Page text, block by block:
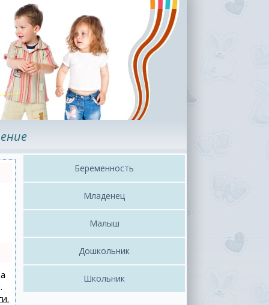
Беременность
Младенец
Малыш
Дошкольник
Школьник